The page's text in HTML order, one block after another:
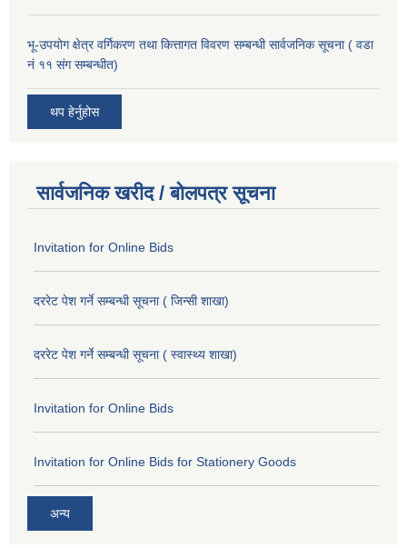
भू-उपयोग क्षेत्र वर्गिकरण तथा कित्तागत विवरण सम्बन्धी सार्वजनिक सूचना ( वडा
नं ११ संग सम्बन्धीत)
थप हेर्नुहोस
सार्वजनिक खरीद / बोलपत्र सूचना
Invitation for Online Bids
दररेट पेश गर्ने सम्बन्धी सूचना ( जिन्सी शाखा)
दररेट पेश गर्ने सम्बन्धी सूचना ( स्वास्थ्य शाखा)
Invitation for Online Bids
Invitation for Online Bids for Stationery Goods
अन्य